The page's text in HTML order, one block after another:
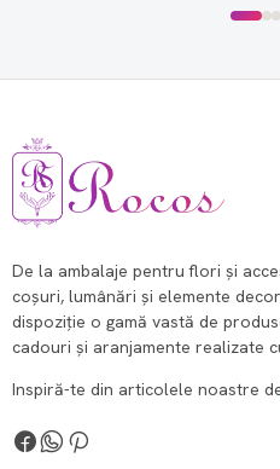
De la ambalaje pentru flori și
coșuri, lumânări și elemente
dispoziție o gamă vastă de
cadouri și aranjamente realizate
Inspiră-te din articolele noastre